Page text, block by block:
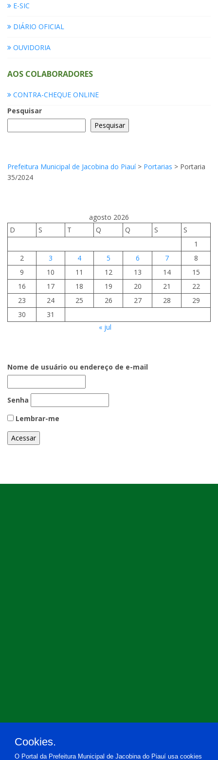
E-SIC
DIÁRIO OFICIAL
OUVIDORIA
AOS COLABORADORES
CONTRA-CHEQUE ONLINE
Pesquisar
Pesquisar
Prefeitura Municipal de Jacobina do Piauí> Portarias > Portaria
35/2024
agosto 2026
D
S T Q Q S
S
1
2
3 4 5 6 7
8
9
10 11 12 13 14
15
16
17 18 19 20 21
22
23
24 25 26 27 28
29
30
31
« jul
Nome de usuário ou endereço de e-mail
Senha
Lembrar-me
Cookies.
O Portal da Prefeitura Municipal de Jacobina do Piauí usa cookies